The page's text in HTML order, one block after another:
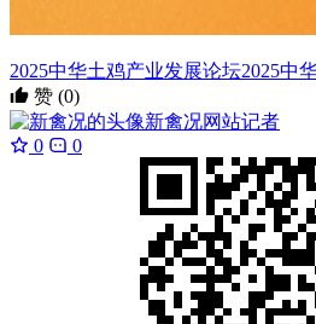
2025中华土鸡产业发展论坛2025中
赞 (0)
新禽况网站记者
0
0